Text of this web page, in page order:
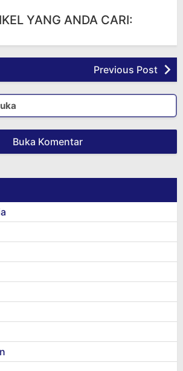
YANG ANDA CARI:
Previous Post
Buka Komentar